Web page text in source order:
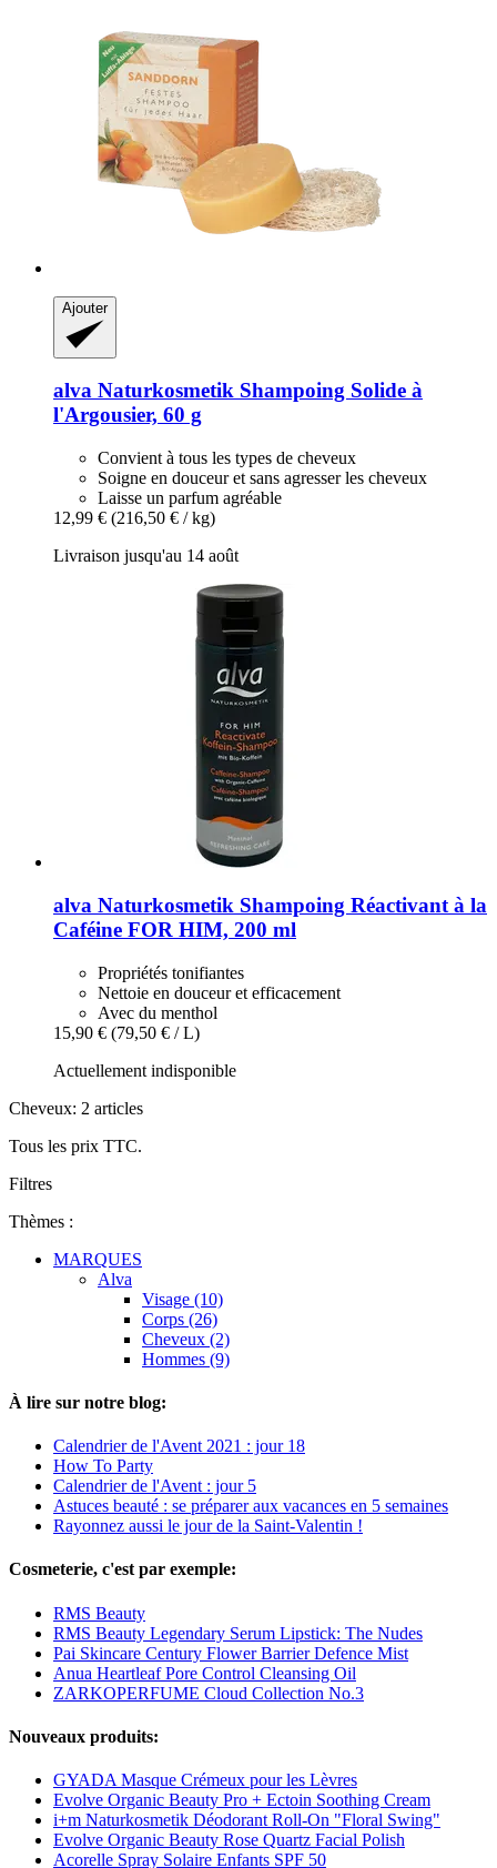
Ajouter
alva Naturkosmetik Shampoing Solide à
l'Argousier, 60 g
Convient à tous les types de cheveux
Soigne en douceur et sans agresser les cheveux
Laisse un parfum agréable
12,99 € (216,50 € / kg)
Livraison jusqu'au 14 août
alva Naturkosmetik Shampoing Réactivant à la
Caféine FOR HIM, 200 ml
Propriétés tonifiantes
Nettoie en douceur et efficacement
Avec du menthol
15,90 € (79,50 € / L)
Actuellement indisponible
Cheveux: 2 articles
Tous les prix TTC.
Filtres
Thèmes :
MARQUES
Alva
Visage (10)
Corps (26)
Cheveux (2)
Hommes (9)
À lire sur notre blog:
Calendrier de l'Avent 2021 : jour 18
How To Party
Calendrier de l'Avent : jour 5
Astuces beauté : se préparer aux vacances en 5 semaines
Rayonnez aussi le jour de la Saint-Valentin !
Cosmeterie, c'est par exemple:
RMS Beauty
RMS Beauty Legendary Serum Lipstick: The Nudes
Pai Skincare Century Flower Barrier Defence Mist
Anua Heartleaf Pore Control Cleansing Oil
ZARKOPERFUME Cloud Collection No.3
Nouveaux produits:
GYADA Masque Crémeux pour les Lèvres
Evolve Organic Beauty Pro + Ectoin Soothing Cream
i+m Naturkosmetik Déodorant Roll-On "Floral Swing"
Evolve Organic Beauty Rose Quartz Facial Polish
Acorelle Spray Solaire Enfants SPF 50